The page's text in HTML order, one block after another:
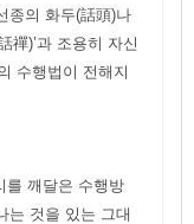
종의 화두(話頭)나
禪)’과 조용히 자신
수행법이 전해지
를 깨달은 수행방
는 것을 있는 그대